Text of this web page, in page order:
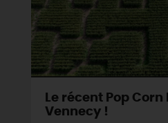
TOUT
Le récent Pop
Vennecy !